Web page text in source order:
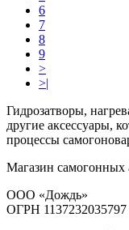
6
7
8
9
>
>|
Гидрозатворы,
другие аксессуары,
процессы
Магазин самогонных
ООО «Дождь»
ОГРН